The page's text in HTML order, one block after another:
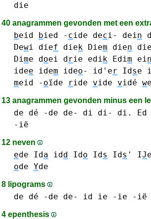
die
40 anagrammen gevonden met een
beid bied - cide deci- dein
Dewi dief diek Diem dien die
Dime doei drie edik Edim ein
idee idem ideo- id'er Idse i
meid - oïde ride vide vidé w
13 anagrammen gevonden minus een
de dé -de de- di di- di. Ed
-ië
12 neven
ede Ida idd Ido Ids Ids ' IJe
ode Yde
8 lipograms
de dé -de de- id ie -ie -ië
4 epenthesis